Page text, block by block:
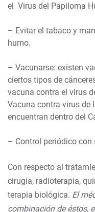
el Virus del Papiloma
– Evitar el tabaco y
humo.
– Vacunarse: existen
ciertos tipos de
vacuna contra el virus
Vacuna contra virus de
encuentran dentro del
– Control periódico con
Con respecto al
cirugía, radioterapia,
terapia biológica. El
combinación de éstos,